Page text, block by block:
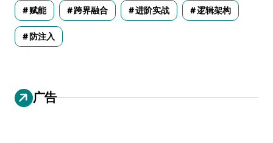
赋能 跨界融合 进阶实战 逻辑架构
防注入
广告